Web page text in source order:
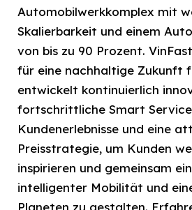
Automobilwerkkomplex mit
Skalierbarkeit und einem
von bis zu 90 Prozent.
für eine nachhaltige Zukunft
entwickelt kontinuierlich
fortschrittliche Smart
Kundenerlebnisse und eine
Preisstrategie, um Kunden
inspirieren und gemeinsam
intelligenter Mobilität und
Planeten zu gestalten.